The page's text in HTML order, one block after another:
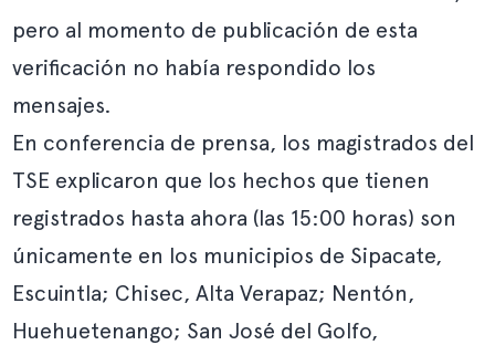
pero al momento de publicación de esta
verificación no había respondido los
mensajes.
En conferencia de prensa, los magistrados del
TSE explicaron que los hechos que tienen
registrados hasta ahora (las 15:00 horas) son
únicamente en los municipios de Sipacate,
Escuintla; Chisec, Alta Verapaz; Nentón,
Huehuetenango; San José del Golfo,